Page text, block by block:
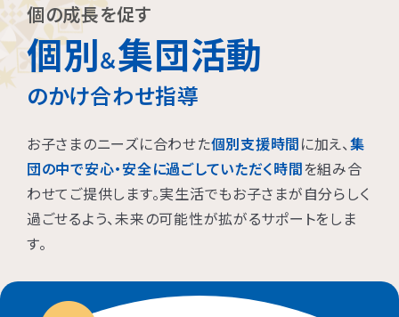
個の成長を促す
個別＆集団活動
のかけ合わせ指導
お子さまのニーズに合わせた個別支援時間に加え、集
団の中で安心・安全に過ごしていただく時間を組み合
わせてご提供します。実生活でもお子さまが自分らしく
過ごせるよう、未来の可能性が拡がるサポートをしま
す。
た癇癪が減った」「今まで何回言ってもやってくれなかった宿題をや
るようになった」など、多くの方にご好評をいただいています。
プログラムを聞くだけですか？
プログラムは、講座を聞くだけでなく、テキストに書き込んでいただ
いたり、保護者さまと講師とで対話したりしながら進めます。
その結果を後日報告いただき振り返りしていきます。
お子さまにあった関わりを習慣的に実践していただけるように、